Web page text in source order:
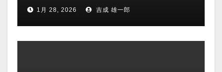
1月 28, 2026 吉成 雄一郎